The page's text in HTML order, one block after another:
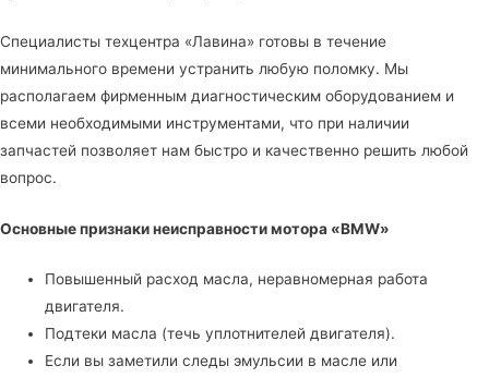
Специалисты техцентра «Лавина» готовы в течение
минимального времени устранить любую поломку. Мы
располагаем фирменным диагностическим оборудованием и
всеми необходимыми инструментами, что при наличии
запчастей позволяет нам быстро и качественно решить любой
вопрос.
Основные признаки неисправности мотора «BMW»
Повышенный расход масла, неравномерная работа
двигателя.
Подтеки масла (течь уплотнителей двигателя).
Если вы заметили следы эмульсии в масле или